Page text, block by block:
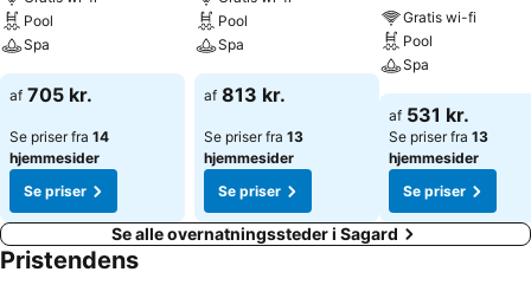
indrettet med et opholdsrum, et køkken og et badeværelse, og
herudover sørger varme med individuel regulering og ventilator for
et dejligt indeklima. En altan eller terrasse hører til visse af
værelsernes standardindretning. Der tilbydes værelser med en
kingsize-seng og en sovesofa. Der kan tillige reserveres separate
soveværelser. På forespørgsel tilbydes der gratis ekstrasenge og
børnesenge. Et skrivebord og, mod et ekstragebyr, en minibar står
også til rådighed. Deslige er der køleskab, et minikøleskab, komfur,
mikrobølgeovn, mulighed for at lave te/kaffe og opvaskemaskine.
Yderligere komfort tilbydes gæsterne i form af et strygejern og et
strygebræt. Desuden findes der telefon, fjernsyn med
Pool
Spa
af 705 kr.
Se priser fra 14
hjemmesider
Se priser
Pool
Spa
af 813 kr.
Se priser fra 13
hjemmesider
Se priser
Gratis wi-fi
Pool
Spa
af 531 kr.
Se priser fra 13
hjemmesider
Se priser
Se alle overnatningssteder i Sagard
Pristendens